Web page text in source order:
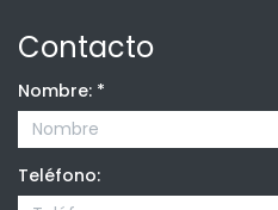
Contacto
Nombre: *
Teléfono: